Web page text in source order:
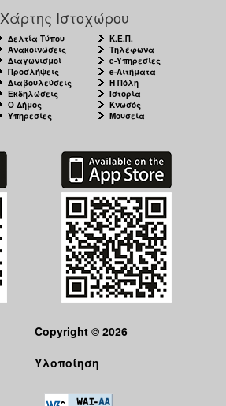
Χάρτης Ιστοχώρου
Δελτία Τύπου
Ανακοινώσεις
Διαγωνισμοί
Προσλήψεις
Διαβουλεύσεις
Εκδηλώσεις
Ο Δήμος
Υπηρεσίες
Κ.Ε.Π.
Τηλέφωνα
e-Υπηρεσίες
e-Αιτήματα
Η Πόλη
Ιστορία
Κνωσός
Μουσεία
Copyright © 2026
Υλοποίηση